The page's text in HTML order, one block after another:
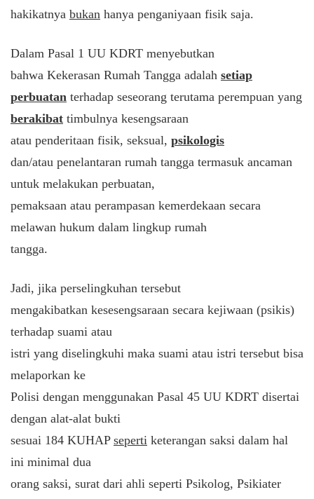
hakikatnya bukan hanya penganiyaan fisik saja.
Dalam Pasal 1 UU KDRT menyebutkan
bahwa Kekerasan Rumah Tangga adalah setiap
perbuatan terhadap seseorang terutama perempuan yang
berakibat timbulnya kesengsaraan
atau penderitaan fisik, seksual, psikologis
dan/atau penelantaran rumah tangga termasuk ancaman
untuk melakukan perbuatan,
pemaksaan atau perampasan kemerdekaan secara
melawan hukum dalam lingkup rumah
tangga.
Jadi, jika perselingkuhan tersebut
mengakibatkan kesesengsaraan secara kejiwaan (psikis)
terhadap suami atau
istri yang diselingkuhi maka suami atau istri tersebut bisa
melaporkan ke
Polisi dengan menggunakan Pasal 45 UU KDRT disertai
dengan alat-alat bukti
sesuai 184 KUHAP seperti keterangan saksi dalam hal
ini minimal dua
orang saksi, surat dari ahli seperti Psikolog, Psikiater